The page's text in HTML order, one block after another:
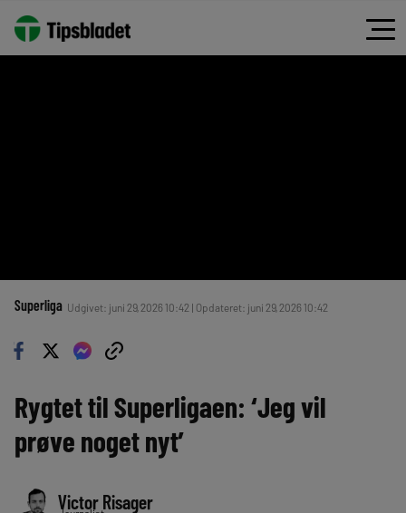
Superliga Udgivet: juni 29, 2026 10:42 | Opdateret: juni 29, 2026 10:42
Rygtet til Superligaen: ‘Jeg vil
prøve noget nyt’
Victor Risager